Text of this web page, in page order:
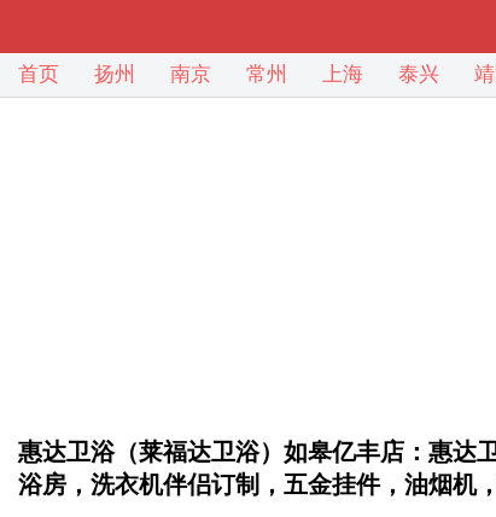
首页 扬州 南京 常州 上海 泰兴
惠达卫浴（莱福达卫浴）如皋亿丰店：惠达
浴房，洗衣机伴侣订制，五金挂件，油烟机